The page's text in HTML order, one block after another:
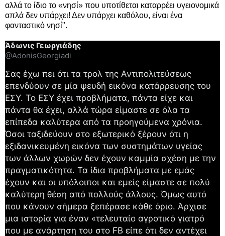
αλλά το ίδιο το «νησί» που υποτίθεται καταρρέει υγειονομικά
απλά δεν υπάρχει! Δεν υπάρχει καθόλου, είναι ένα
φανταστικό νησί".
Άδωνις Γεωργιάδης
@AdonisGeorgiadi
Σας έχω πει ότι τα τρολ της Αντιπολιτεύσεως
επενδύουν σε μία ψευδή εικόνα κατάρρευσης του
ΕΣΥ. Το ΕΣΥ έχει προβλήματα, πάντα είχε και
πάντα θα έχει, αλλά τώρα είμαστε σε όλα τα
επίπεδα καλύτερα από τα προηγούμενα χρόνια.
Όσοι ταξιδεύουν στο εξωτερικό ξέρουν ότι η
εξιδανικευμένη εικόνα των συστημάτων υγείας
των άλλων χωρών δεν έχουν καμμία σχέση με την
πραγματικότητα. Τα ίδια προβλήματα με εμάς
έχουν και οι υπόλοιποι και εμείς είμαστε σε πολύ
καλύτερη θέση από πολλούς άλλους. Όμως αυτό
που κάνουν σήμερα ξεπέρασε κάθε όριο. Άρχισε
μια ιστορία για έναν «τελευταίο αγροτικό γιατρό
που με ανάρτηση του στο FB είπε ότι δεν αντέχει